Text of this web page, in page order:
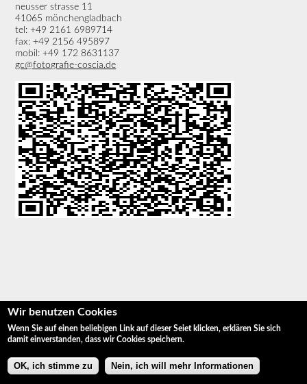
neusser strasse 11
41065 mönchengladbach
tel: +49 2161 6989714
fax: +49 2156 495897
mobil: +49 172 8631137
gc@fotografie-coscia.de
© Fotografie Giulio Coscia
Wir benutzen Cookies
Wenn Sie auf einen beliebigen Link auf dieser Seiet klicken, erklären Sie sich
damit einverstanden, dass wir Cookies speichern.
OK, ich stimme zu Nein, ich will mehr Informationen